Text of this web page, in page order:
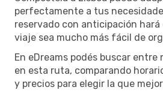
perfectamente a tus
reservado con anticipación hará
viaje sea mucho más fácil de
En eDreams podés buscar entre
en esta ruta, comparando
y precios para elegir la que